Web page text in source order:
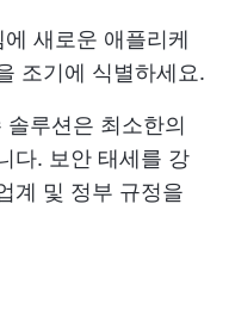
새로운 애플리케
조기에 식별하세요.
루션은 최소한의
다. 보안 태세를 강
계 및 정부 규정을